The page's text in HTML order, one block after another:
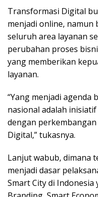
Transformasi Digital
menjadi online,
seluruh area layanan
perubahan proses
yang memberikan
layanan.
“Yang menjadi
nasional adalah
dengan
Digital,” tukasnya.
Lanjut wabub, dimana
menjadi dasar
Smart City di Indonesia